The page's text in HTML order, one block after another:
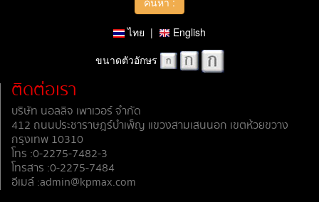
ไทย |
English
ขนาดตัวอักษร
ติดต่อเรา
บริษัท นอลลิจ เพาเวอร์ จำกัด
412 ถนนประชาราษฎร์บำเพ็ญ แขวงสามเสนนอก เขตห้วยขวาง
กรุงเทพ 10310
โทร :0-2275-7482-3
โทรสาร :0-2275-7484
อีเมล์ :admin@kpmax.com